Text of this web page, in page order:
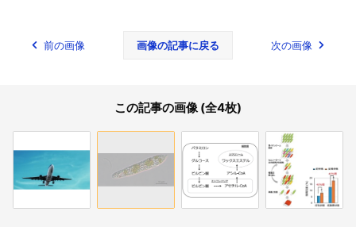
前の画像 画像の記事に戻る 次の画像
この記事の画像 (全4枚)